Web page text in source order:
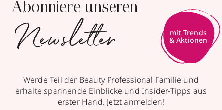
Abonniere unseren
Newsletter
mit Trends
& Aktionen
Werde Teil der Beauty Professional Familie und
erhalte spannende Einblicke und Insider-Tipps aus
erster Hand. Jetzt anmelden!